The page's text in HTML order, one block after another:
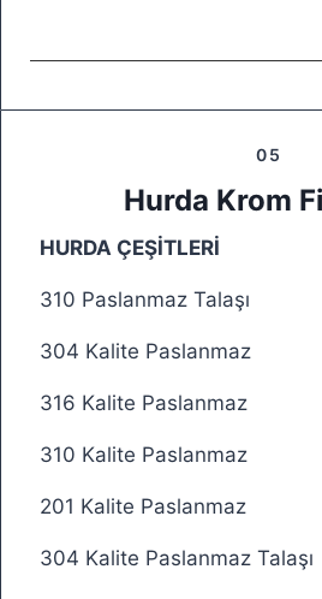
05
Hurda Krom
HURDA ÇEŞİTLERİ
310 Paslanmaz Talaşı
304 Kalite Paslanmaz
316 Kalite Paslanmaz
310 Kalite Paslanmaz
201 Kalite Paslanmaz
304 Kalite Paslanmaz Talaşı